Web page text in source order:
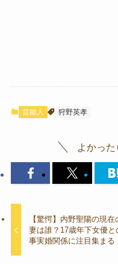
芸能人 狩野英孝
よかった
【驚愕】内野聖陽の現在
妻は誰？17歳年下女優と
事実婚関係に注目集まる